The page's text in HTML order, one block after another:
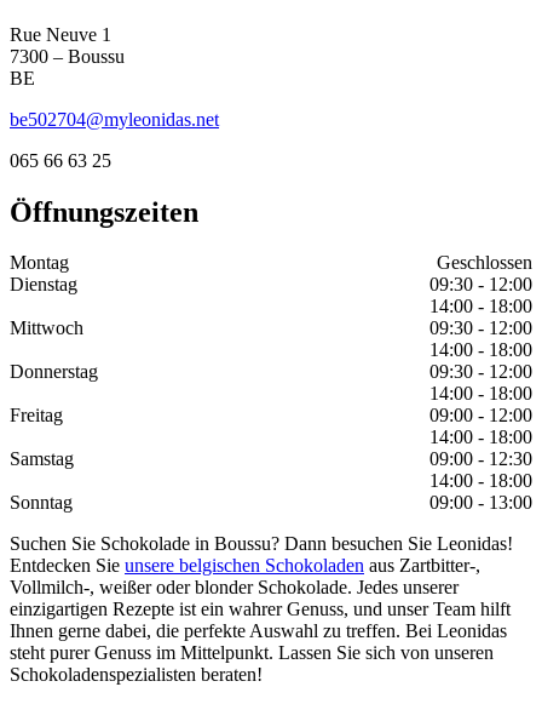
Rue Neuve 1
7300 – Boussu
BE
be502704@myleonidas.net
065 66 63 25
Öffnungszeiten
Montag
Geschlossen
Dienstag
09:30 - 12:00
14:00 - 18:00
Mittwoch
09:30 - 12:00
14:00 - 18:00
Donnerstag
09:30 - 12:00
14:00 - 18:00
Freitag
09:00 - 12:00
14:00 - 18:00
Samstag
09:00 - 12:30
14:00 - 18:00
Sonntag
09:00 - 13:00
Suchen Sie Schokolade in Boussu? Dann besuchen Sie Leonidas!
Entdecken Sie unsere belgischen Schokoladen aus Zartbitter-,
Vollmilch-, weißer oder blonder Schokolade. Jedes unserer
einzigartigen Rezepte ist ein wahrer Genuss, und unser Team hilft
Ihnen gerne dabei, die perfekte Auswahl zu treffen. Bei Leonidas
steht purer Genuss im Mittelpunkt. Lassen Sie sich von unseren
Schokoladenspezialisten beraten!